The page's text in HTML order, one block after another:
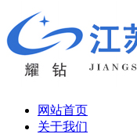
网站首页
关于我们